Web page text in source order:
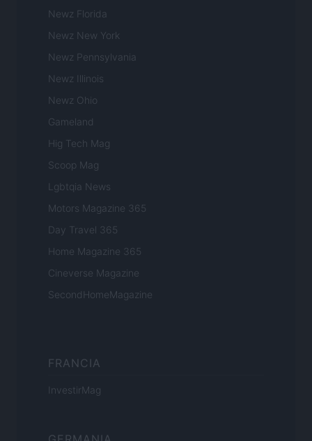
Newz Florida
Newz New York
Newz Pennsylvania
Newz Illinois
Newz Ohio
Gameland
Hig Tech Mag
Scoop Mag
Lgbtqia News
Motors Magazine 365
Day Travel 365
Home Magazine 365
Cineverse Magazine
SecondHomeMagazine
FRANCIA
InvestirMag